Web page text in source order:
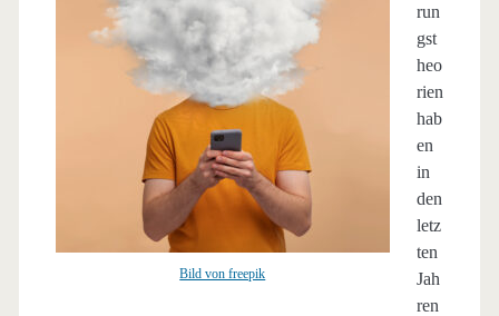
Bild von freepik
run
gst
heo
rien
hab
en
in
den
letz
ten
Jah
ren